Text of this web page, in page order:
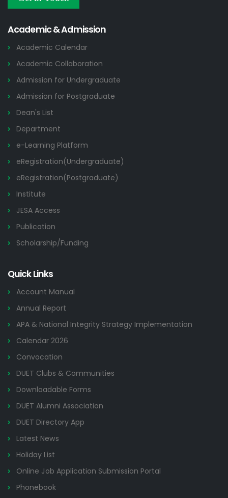
2026
Academic & Admission
Academic Calendar
Academic Collaboration
Admission for Undergraduate
Admission for Postgraduate
Dean's List
Department
e-Learning Platform
eRegistration(Undergraduate)
eRegistration(Postgraduate)
Institute
JESA Access
Publication
Scholarship/Funding
Quick Links
Account Manual
Annual Report
APA & National Integrity Strategy Implementation
Calendar 2026
Convocation
DUET Clubs & Communities
Downloadable Forms
DUET Alumni Association
DUET Directory App
Latest News
Holiday List
Online Job Application Submission Portal
Phonebook